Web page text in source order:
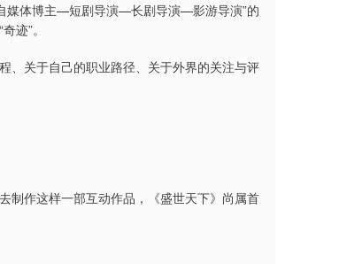
媒体博主—短剧导演—长剧导演—影游导演”的
迹”。
、关于自己的职业路径、关于外界的关注与评
制作这样一部互动作品，《盛世天下》尚属首